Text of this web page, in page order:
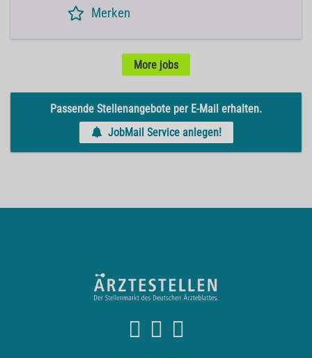
Merken
More jobs
Passende Stellenangebote per E-Mail erhalten.
JobMail Service anlegen!